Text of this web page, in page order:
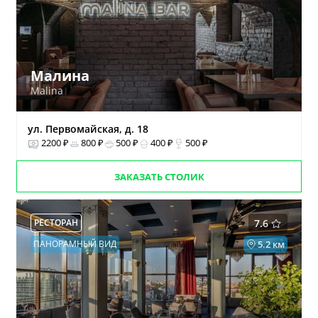
Малина
Malina
ул. Первомайская, д. 18
2200 ₽ 800 ₽ 500 ₽ 400 ₽ 500 ₽
ЗАКАЗАТЬ СТОЛИК
7.6
РЕСТОРАН
5.2 км
ПАНОРАМНЫЙ ВИД